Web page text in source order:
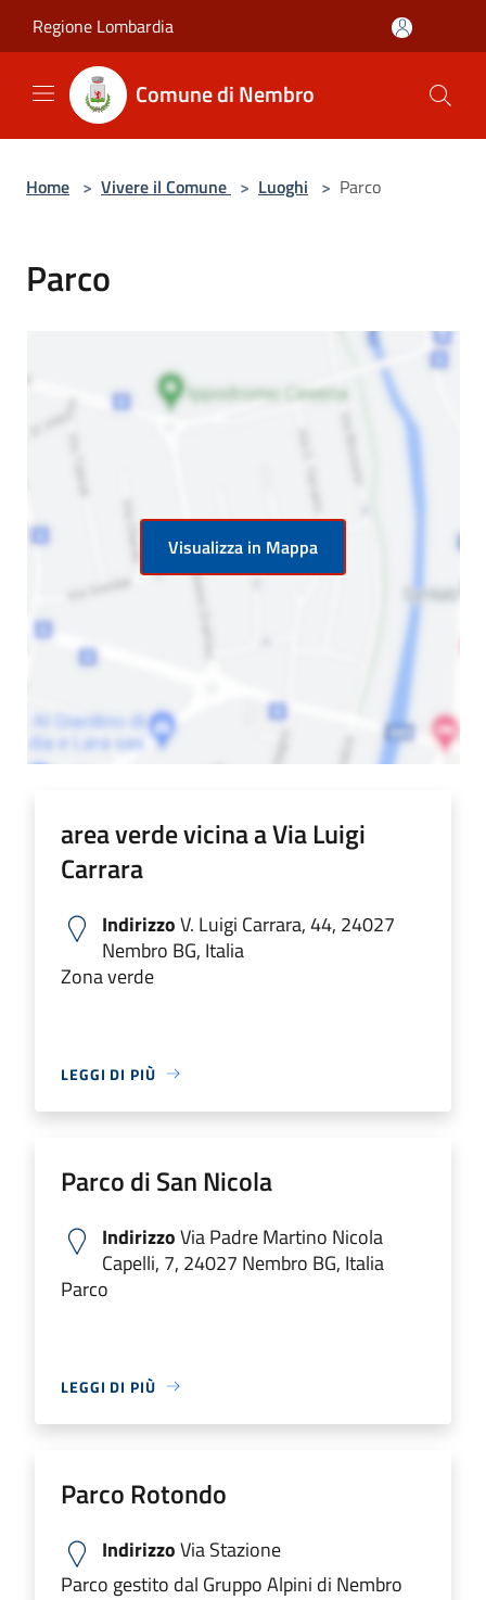
Regione Lombardia
Comune di Nembro
Home > Vivere il Comune > Luoghi > Parco
Parco
Visualizza in Mappa
area verde vicina a Via Luigi
Carrara
IndirizzoV. Luigi Carrara, 44, 24027
Nembro BG, Italia
Zona verde
LEGGI DI PIÙ
Parco di San Nicola
IndirizzoVia Padre Martino Nicola
Capelli, 7, 24027 Nembro BG, Italia
Parco
LEGGI DI PIÙ
Parco Rotondo
IndirizzoVia Stazione
Parco gestito dal Gruppo Alpini di Nembro